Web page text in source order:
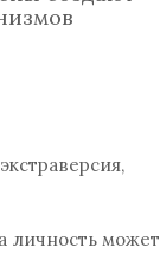
личность может